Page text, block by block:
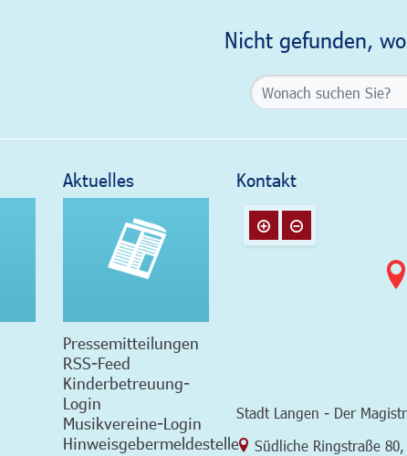
Nicht gefunden,
Aktuelles
Pressemitteilungen
RSS-Feed
Kinderbetreuung-
Login
Musikvereine-Login
Hinweisgebermeldestelle
Kontakt
Stadt Langen - Der
Link zur Google-Maps
Südliche Ringstraße 80,